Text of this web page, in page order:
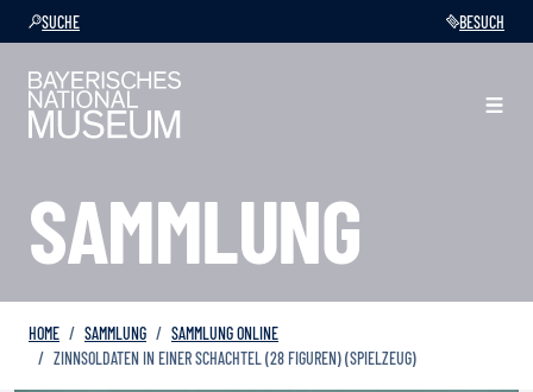
SUCHE BESUCH
SAMMLUNG
HOME SAMMLUNG
SAMMLUNG ONLINE
ZINNSOLDATEN IN EINER SCHACHTEL (28 FIGUREN) (SPIELZEUG)